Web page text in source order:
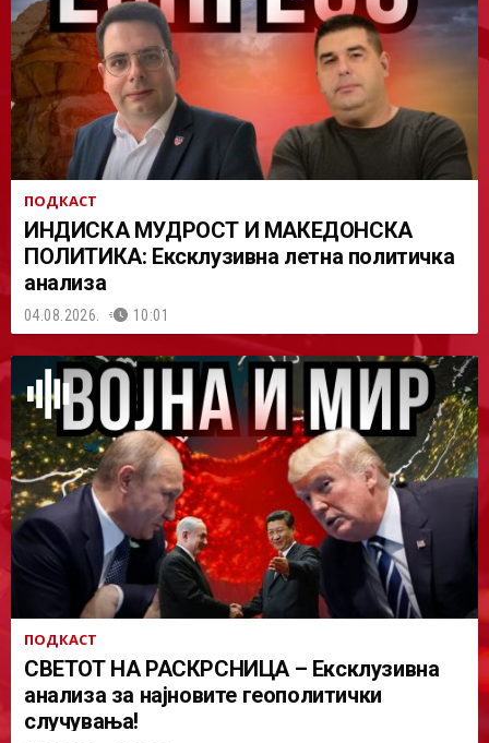
ПОДКАСТ
ИНДИСКА МУДРОСТ И МАКЕДОНСКА
ПОЛИТИКА: Ексклузивна летна политичка
анализа
04.08.2026. 10:01
ПОДКАСТ
СВЕТОТ НА РАСКРСНИЦА – Ексклузивна
анализа за најновите геополитички
случувања!